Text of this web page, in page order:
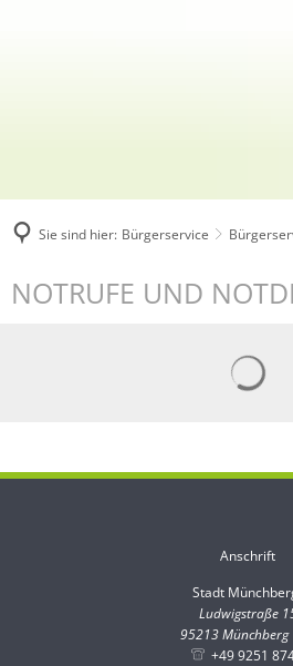
Sie sind hier: Bürgerservice
Notrufe
NOTRUFE UND
Anschrift
Stadt
Ludwigstraße
95213Münchberg
+49 9251